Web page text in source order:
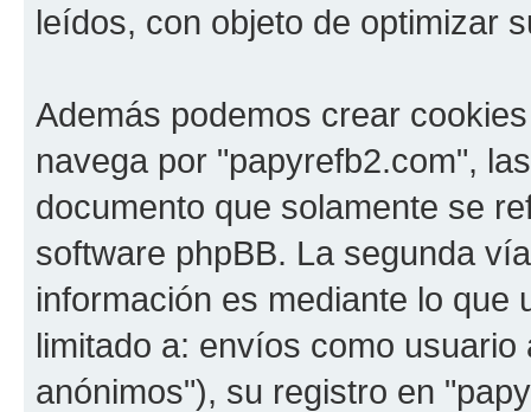
leídos, con objeto de optimizar
Además podemos crear
navega por "papyrefb2.com",
documento que solamente se
software phpBB. La segunda
información es mediante lo que
limitado a: envíos como
anónimos"), su registro en